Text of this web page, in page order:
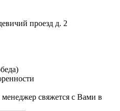
проезд д. 2
свяжется с Вами в